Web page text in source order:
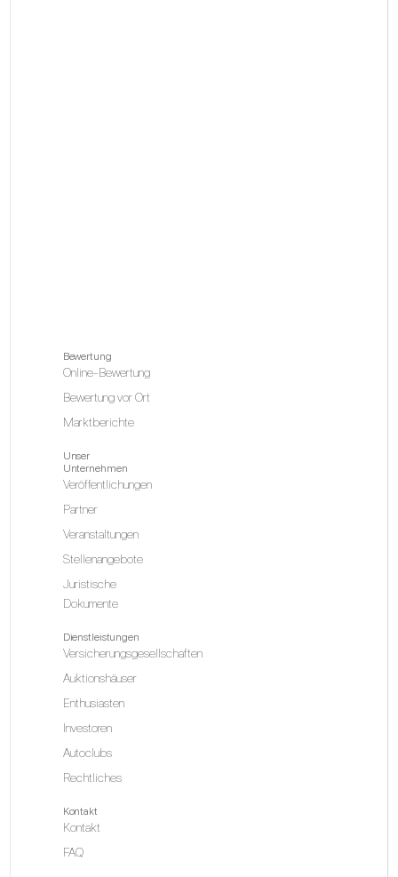
Bewertung
Online-Bewertung
Bewertung vor Ort
Marktberichte
Unser
Unternehmen
Veröffentlichungen
Partner
Veranstaltungen
Stellenangebote
Juristische
Dokumente
Dienstleistungen
Versicherungsgesellschaften
Auktionshäuser
Enthusiasten
Investoren
Autoclubs
Rechtliches
Kontakt
Kontakt
FAQ